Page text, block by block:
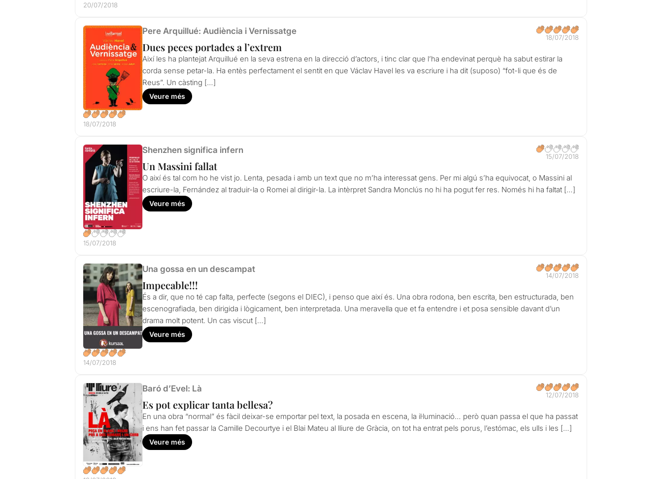
20/07/2018
18/07/2018
Pere Arquillué: Audiència i Vernissatge
18/07/2018
Dues peces portades a l’extrem
Així les ha plantejat Arquillué en la seva estrena en la direcció d’actors, i tinc clar que l’ha endevinat perquè ha sabut estirar la
corda sense petar-la. Ha entès perfectament el sentit en que Václav Havel les va escriure i ha dit (suposo) “fot-li que és de
Reus”. Un càsting […]
Veure més
15/07/2018
Shenzhen significa infern
15/07/2018
Un Massini fallat
O així és tal com ho he vist jo. Lenta, pesada i amb un text que no m’ha interessat gens. Per mi algú s’ha equivocat, o Massini al
escriure-la, Fernández al traduir-la o Romei al dirigir-la. La intèrpret Sandra Monclús no hi ha pogut fer res. Només hi ha faltat […]
Veure més
14/07/2018
Una gossa en un descampat
14/07/2018
Impecable!!!
És a dir, que no té cap falta, perfecte (segons el DIEC), i penso que així és. Una obra rodona, ben escrita, ben estructurada, ben
escenografiada, ben dirigida i lògicament, ben interpretada. Una meravella que et fa entendre i et posa sensible davant d’un
drama molt potent. Un cas viscut […]
Veure més
Baró d’Evel: Là
12/07/2018
Es pot explicar tanta bellesa?
En una obra “normal” és fàcil deixar-se emportar pel text, la posada en escena, la il·luminació… però quan passa el que ha passat
i ens han fet passar la Camille Decourtye i el Blai Mateu al lliure de Gràcia, on tot ha entrat pels porus, l’estómac, els ulls i les […]
Veure més